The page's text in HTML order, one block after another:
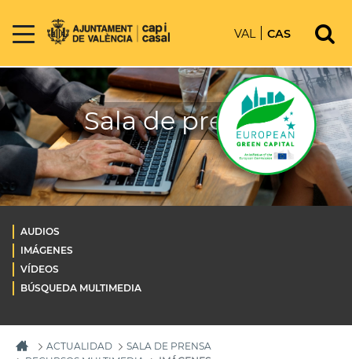
VAL CAS
Sala de prensa
AUDIOS
IMÁGENES
VÍDEOS
BÚSQUEDA MULTIMEDIA
ACTUALIDAD
SALA DE PRENSA